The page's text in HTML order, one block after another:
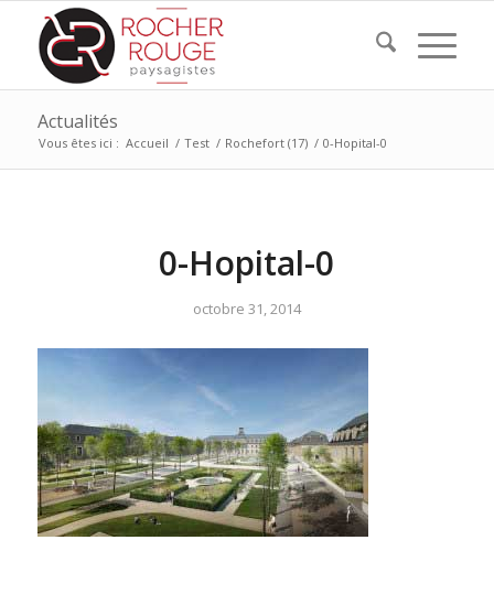
Actualités
Vous êtes ici : Accueil / Test / Rochefort (17) / 0-Hopital-0
0-Hopital-0
octobre 31, 2014